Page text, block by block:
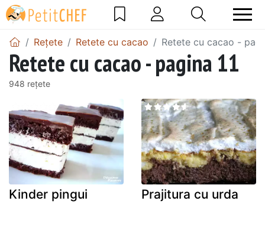
Rețete Retete cu cacao Retete cu cacao -
Retete cu cacao - pagina 11
948 rețete
Kinder pingui Prajitura cu urda